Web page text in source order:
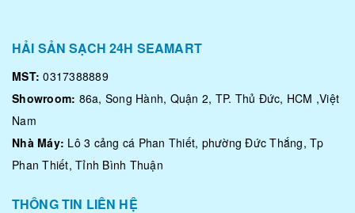
HẢI SẢN SẠCH 24H SEAMART
MST: 0317388889
Showroom: 86a, Song Hành, Quận 2, TP. Thủ Đức, HCM ,Việt
Nam
Nhà Máy: Lô 3 cảng cá Phan Thiết, phường Đức Thắng, Tp
Phan Thiết, Tỉnh Bình Thuận
THÔNG TIN LIÊN HỆ